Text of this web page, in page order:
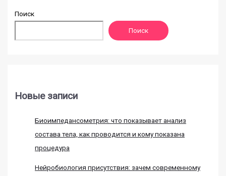
Поиск
Поиск
Новые записи
Биоимпедансометрия: что показывает анализ
состава тела, как проводится и кому показана
процедура
Нейробиология присутствия: зачем современному